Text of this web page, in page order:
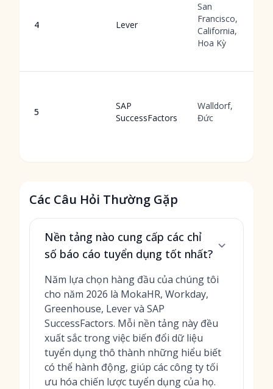
4 Lever
San
Francisco,
California,
Hoa Kỳ
5
SAP
SuccessFactors
Walldorf,
Đức
Các Câu Hỏi Thường Gặp
Nền tảng nào cung cấp các chỉ
số báo cáo tuyển dụng tốt nhất?
Năm lựa chọn hàng đầu của chúng tôi
cho năm 2026 là MokaHR, Workday,
Greenhouse, Lever và SAP
SuccessFactors. Mỗi nền tảng này đều
xuất sắc trong việc biến đổi dữ liệu
tuyển dụng thô thành những hiểu biết
có thể hành động, giúp các công ty tối
ưu hóa chiến lược tuyển dụng của họ.